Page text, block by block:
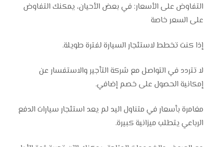
التفاوض على الأسعار: في بعض الأحيان، يمكنك التفاوض
على السعر خاصة
إذا كنت تخطط لاستئجار السيارة لفترة طويلة.
لا تتردد في التواصل مع شركة التأجير والاستفسار عن
إمكانية الحصول على خصم إضافي.
مغامرة بأسعار في متناول اليد لم يعد استئجار سيارات الدفع
الرباعي يتطلب ميزانية كبيرة.